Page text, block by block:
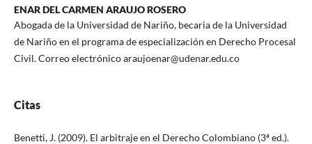
ENAR DEL CARMEN ARAUJO ROSERO
Abogada de la Universidad de Nariño, becaria de la Universidad
de Nariño en el programa de especialización en Derecho Procesal
Civil. Correo electrónico araujoenar@udenar.edu.co
Citas
Benetti, J. (2009). El arbitraje en el Derecho Colombiano (3ª ed.).